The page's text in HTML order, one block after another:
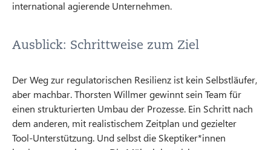
international agierende Unternehmen.
Ausblick: Schrittweise zum Ziel
Der Weg zur regulatorischen Resilienz ist kein Selbstläufer,
aber machbar. Thorsten Willmer gewinnt sein Team für
einen strukturierten Umbau der Prozesse. Ein Schritt nach
dem anderen, mit realistischem Zeitplan und gezielter
Tool-Unterstützung. Und selbst die Skeptiker*innen